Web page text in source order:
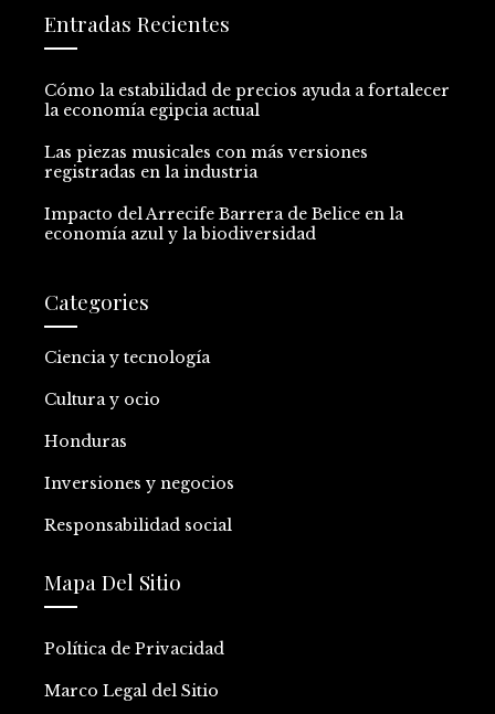
Entradas Recientes
Cómo la estabilidad de precios ayuda a fortalecer
la economía egipcia actual
Las piezas musicales con más versiones
registradas en la industria
Impacto del Arrecife Barrera de Belice en la
economía azul y la biodiversidad
Categories
Ciencia y tecnología
Cultura y ocio
Honduras
Inversiones y negocios
Responsabilidad social
Mapa Del Sitio
Política de Privacidad
Marco Legal del Sitio